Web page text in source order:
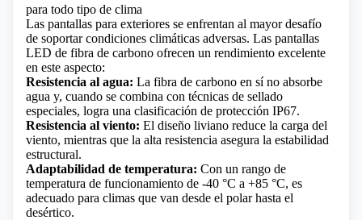
para todo tipo de clima
Las pantallas para exteriores se enfrentan al mayor desafío
de soportar condiciones climáticas adversas. Las pantallas
LED de fibra de carbono ofrecen un rendimiento excelente
en este aspecto:
Resistencia al agua: La fibra de carbono en sí no absorbe
agua y, cuando se combina con técnicas de sellado
especiales, logra una clasificación de protección IP67.
Resistencia al viento: El diseño liviano reduce la carga del
viento, mientras que la alta resistencia asegura la estabilidad
estructural.
Adaptabilidad de temperatura: Con un rango de
temperatura de funcionamiento de -40 °C a +85 °C, es
adecuado para climas que van desde el polar hasta el
desértico.